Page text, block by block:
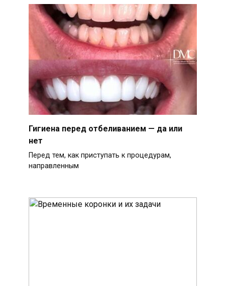
Гигиена перед отбеливанием — да или
нет
Перед тем, как приступать к процедурам,
направленным